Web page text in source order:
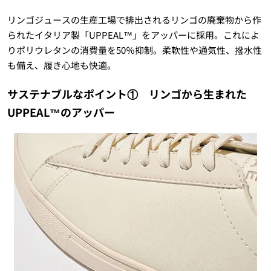
リンゴジュースの生産工場で排出されるリンゴの廃棄物から作
られたイタリア製「UPPEAL™」をアッパーに採用。これによ
りポリウレタンの消費量を50％抑制。柔軟性や通気性、撥水性
も備え、履き心地も快適。
サステナブルなポイント① リンゴから生まれた
UPPEAL™のアッパー